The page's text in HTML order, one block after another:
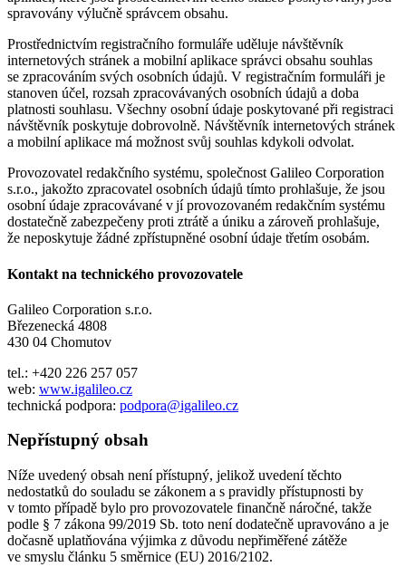
spravovány výlučně správcem obsahu.
Prostřednictvím registračního formuláře uděluje návštěvník
internetových stránek a mobilní aplikace správci obsahu souhlas
se zpracováním svých osobních údajů. V registračním formuláři je
stanoven účel, rozsah zpracovávaných osobních údajů a doba
platnosti souhlasu. Všechny osobní údaje poskytované při registraci
návštěvník poskytuje dobrovolně. Návštěvník internetových stránek
a mobilní aplikace má možnost svůj souhlas kdykoli odvolat.
Provozovatel redakčního systému, společnost Galileo Corporation
s.r.o., jakožto zpracovatel osobních údajů tímto prohlašuje, že jsou
osobní údaje zpracovávané v jí provozovaném redakčním systému
dostatečně zabezpečeny proti ztrátě a úniku a zároveň prohlašuje,
že neposkytuje žádné zpřístupněné osobní údaje třetím osobám.
Kontakt na technického provozovatele
Galileo Corporation s.r.o.
Březenecká 4808
430 04 Chomutov
tel.: +420 226 257 057
web: www.igalileo.cz
technická podpora: podpora@igalileo.cz
Nepřístupný obsah
Níže uvedený obsah není přístupný, jelikož uvedení těchto
nedostatků do souladu se zákonem a s pravidly přístupnosti by
v tomto případě bylo pro provozovatele finančně náročné, takže
podle § 7 zákona 99/2019 Sb. toto není dodatečně upravováno a je
dočasně uplatňována výjimka z důvodu nepřiměřené zátěže
ve smyslu článku 5 směrnice (EU) 2016/2102.